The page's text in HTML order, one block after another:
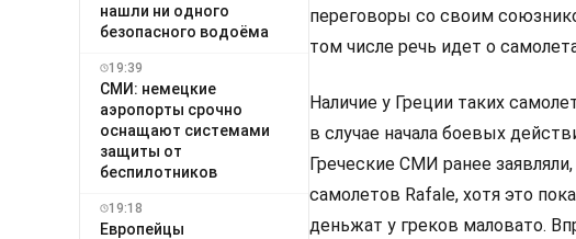
нашли ни одного
безопасного водоёма
19:39
СМИ: немецкие
аэропорты срочно
оснащают системами
защиты от
беспилотников
19:18
Европейцы
переговоры со своим
том числе речь идет о
Наличие у Греции таких
в случае начала боевых
Греческие СМИ ранее
самолетов Rafale, хотя это
деньжат у греков маловато.